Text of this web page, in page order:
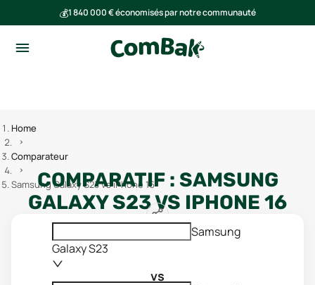
💰1 840 000 € économisés par notre communauté
Home
Comparateur
Samsung Galaxy S23 vs iPhone 16
COMPARATIF : SAMSUNG
GALAXY S23VS IPHONE 16
Samsung
Galaxy S23
vs